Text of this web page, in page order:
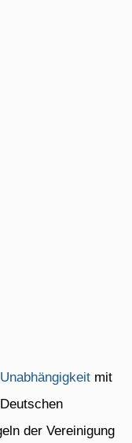
mit
der Vereinigung